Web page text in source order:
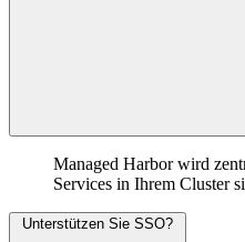
Managed Harbor wird
Services in Ihrem Cluster
Unterstützen Sie SSO?